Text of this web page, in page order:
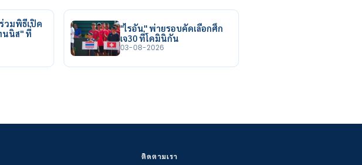
วมพิธีเปิด
นนิส" ที่
"ไรอัน" พ่ายรอบคัดเลือกศึก
เจ30 ที่โดมินิกัน
03-08-2026
ติดตามเรา